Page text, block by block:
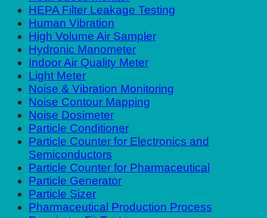
HEPA Filter Leakage Testing
Human Vibration
High Volume Air Sampler
Hydronic Manometer
Indoor Air Quality Meter
Light Meter
Noise & Vibration Monitoring
Noise Contour Mapping
Noise Dosimeter
Particle Conditioner
Particle Counter for Electronics and
Semiconductors
Particle Counter for Pharmaceutical
Particle Generator
Particle Sizer
Pharmaceutical Production Process